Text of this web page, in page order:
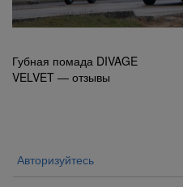
Навигация
по
Губная помада DIVAGE
VELVET — отзывы
Авторизуйтесь